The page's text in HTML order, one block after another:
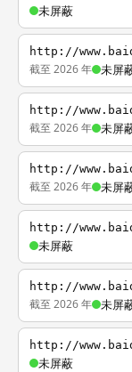
未屏蔽
http://
截至 2026 年 未屏
http://
截至 2026 年 未屏
http://
截至 2026 年 未屏
http://
未屏蔽
http://
截至 2026 年 未屏
http://
未屏蔽